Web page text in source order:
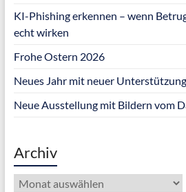
KI-Phishing erkennen – wenn
echt wirken
Frohe Ostern 2026
Neues Jahr mit neuer Unterstützung
Neue Ausstellung mit Bildern vom
Archiv
Archiv